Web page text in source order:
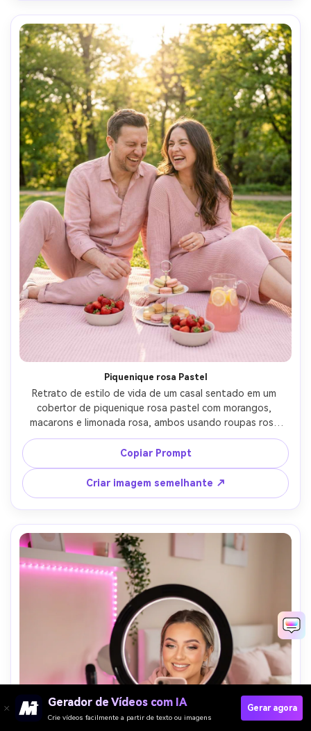
Piquenique rosa Pastel
Retrato de estilo de vida de um casal sentado em um
cobertor de piquenique rosa pastel com morangos,
macarons e limonada rosa, ambos usando roupas rosa
suave, fundo do parque com vegetação da primavera, luz
quente da tarde, tirado em Sony A7IV 35mm, risos
sinceros, bokeh suave, tons de pele natural com
classificação rosa suave, fotorealista-AR 4:5
Copiar Prompt
Criar imagem semelhante ↗
Gerador de Vídeos com IA
Crie vídeos facilmente a partir de texto ou imagens
Gerar agora